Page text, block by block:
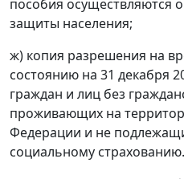
пособия осуществляются
защиты населения;
ж) копия разрешения на
состоянию на 31 декабря
граждан и лиц без
проживающих на
Федерации и не
социальному страхованию.